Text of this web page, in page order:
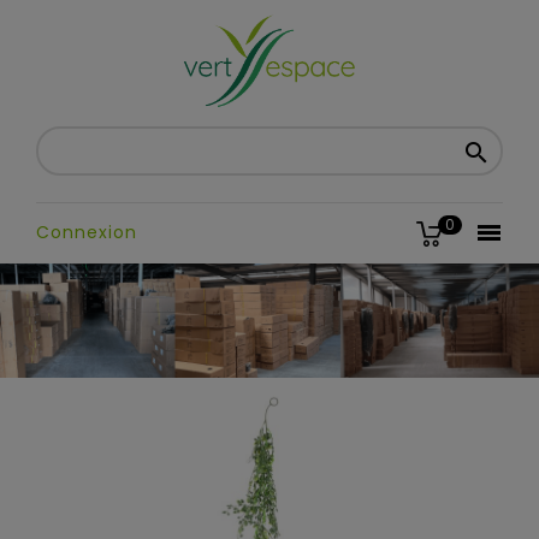


0
Connexion